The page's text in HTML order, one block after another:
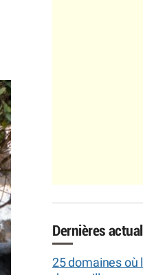
Dernières
25 domaines où